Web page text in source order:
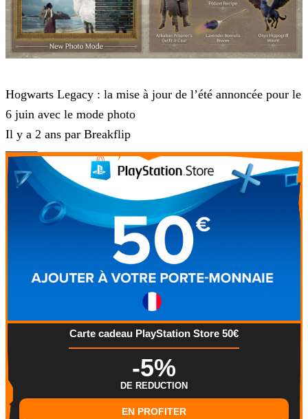
Hogwarts Legacy : la mise à jour de l’été annoncée pour le
6 juin avec le mode photo
Il y a 2 ans par Breakflip
Carte cadeau PlayStation Store 50€
-5%
DE REDUCTION
EN PROFITER